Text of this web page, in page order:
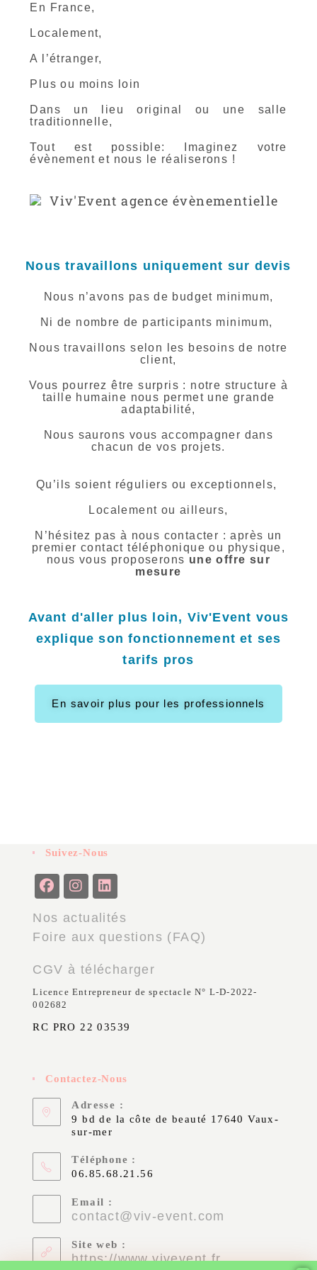
En France,
Localement,
A l’étranger,
Plus ou moins loin
Dans un lieu original ou une salle
traditionnelle,
Tout est possible: Imaginez votre
évènement et nous le réaliserons !
Nous travaillons uniquement sur devis
Nous n’avons pas de budget minimum,
Ni de nombre de participants minimum,
Nous travaillons selon les besoins de notre
client,
Vous pourrez être surpris : notre structure à
taille humaine nous permet une grande
adaptabilité,
Nous saurons vous accompagner dans
chacun de vos projets.
Qu’ils soient réguliers ou exceptionnels,
Localement ou ailleurs,
N’hésitez pas à nous contacter : après un
premier contact téléphonique ou physique,
nous vous proposerons une offre sur
mesure
Avant d'aller plus loin, Viv'Event vous
explique son fonctionnement et ses
tarifs pros
En savoir plus pour les professionnels
Suivez-Nous
Nos actualités
Foire aux questions (FAQ)
CGV à télécharger
Licence Entrepreneur de spectacle N° L-D-2022-
002682
RC PRO 22 03539
Contactez-Nous
Adresse :
9 bd de la côte de beauté 17640 Vaux-
sur-mer
Téléphone :
06.85.68.21.56
Email :
contact@viv-event.com
Site web :
https://www.vivevent.fr